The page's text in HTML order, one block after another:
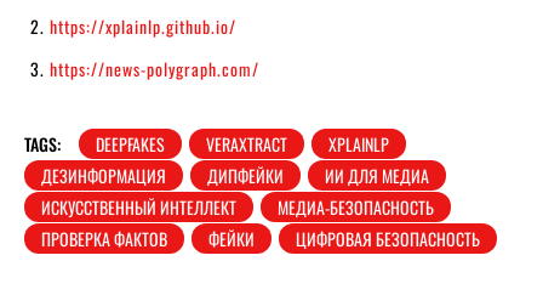
https://xplainlp.github.io/
https://news-polygraph.com/
TAGS: DEEPFAKES VERAXTRACT
XPLAINLP
ДЕЗИНФОРМАЦИЯ
ДИПФЕЙКИ
ИИ ДЛЯ МЕДИА
ИСКУССТВЕННЫЙ ИНТЕЛЛЕКТ
МЕДИА-БЕЗОПАСНОСТЬ
ПРОВЕРКА ФАКТОВ
ФЕЙКИ ЦИФРОВАЯ БЕЗОПАСНОСТЬ